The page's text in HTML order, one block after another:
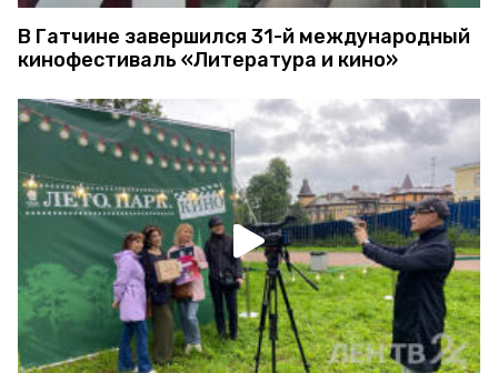
В Гатчине завершился 31-й международный
кинофестиваль «Литература и кино»